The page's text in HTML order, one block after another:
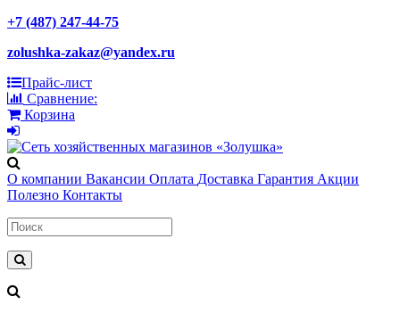
+7 (487) 247-44-75
zolushka-zakaz@yandex.ru
Прайс-лист
Сравнение:
Корзина
О компании Вакансии Оплата Доставка Гарантия Акции
Полезно Контакты